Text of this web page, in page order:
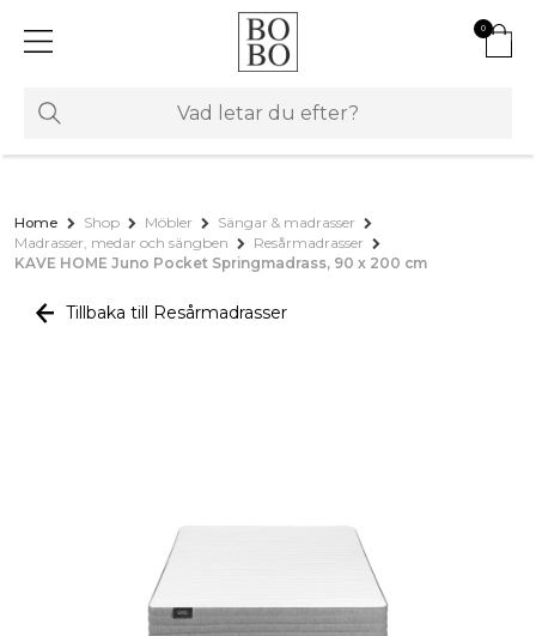
0
Home Shop Möbler
Sängar & madrasser
Madrasser, medar och sängben
Resårmadrasser
KAVE HOME Juno Pocket Springmadrass, 90 x 200 cm
Tillbaka till Resårmadrasser